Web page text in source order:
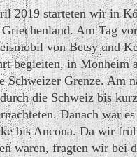
2019 starteten wir in
Griechenland. Am Tag
von Betsy und
begleiten, in Monheim
Schweizer Grenze. Am
die Schweiz bis
Danach war
bis Ancona. Da wir
waren, fragten wir bei